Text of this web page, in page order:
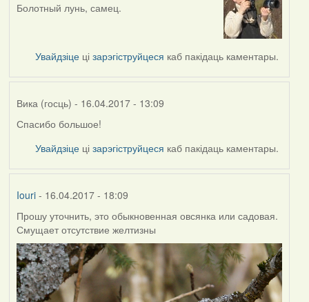
In
(госць)
Болотный лунь, самец.
Увайдзіце цізарэгіструйцеся каб пакідаць каментары.
Вика (госць) - 16.04.2017 - 13:09
In
reply
by
Erdmann
Спасибо большое!
Увайдзіце цізарэгіструйцеся каб пакідаць каментары.
Iouri- 16.04.2017 - 18:09
Прошу уточнить, это обыкновенная овсянка или садовая.
Смущает отсутствие желтизны